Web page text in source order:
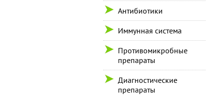
Антибиотики
Иммунная система
Противомикробные
препараты
Диагностические
препараты